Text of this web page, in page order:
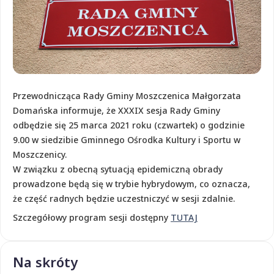
Przewodnicząca Rady Gminy Moszczenica Małgorzata
Domańska informuje, że XXXIX sesja Rady Gminy
odbędzie się 25 marca 2021 roku (czwartek) o godzinie
9.00 w siedzibie Gminnego Ośrodka Kultury i Sportu w
Moszczenicy.
W związku z obecną sytuacją epidemiczną obrady
prowadzone będą się w trybie hybrydowym, co oznacza,
że część radnych będzie uczestniczyć w sesji zdalnie.
Szczegółowy program sesji dostępny TUTAJ
Na skróty